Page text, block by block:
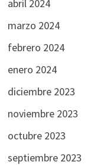
abril 2024
marzo 2024
febrero 2024
enero 2024
diciembre 2023
noviembre 2023
octubre 2023
septiembre 2023